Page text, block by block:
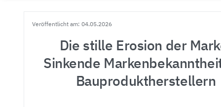
Veröffentlicht am: 04.05.2026
Die stille Erosion der
Sinkende
Bauproduktherstellern